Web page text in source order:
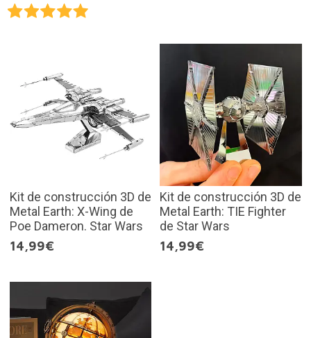
Kit de construcción 3D de
Metal Earth: X-Wing de
Poe Dameron. Star Wars
14,99€
Kit de construcción 3D de
Metal Earth: TIE Fighter
de Star Wars
14,99€